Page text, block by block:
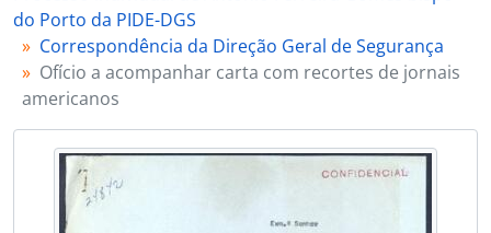
[Documento composto] 139 - Ofício com manifesto enviado ao bispo, 1973-08-20
[Documento composto] 140 - Ofício com fotocópias de cartas de padre moçambicano, 1973-08-28
[Documento composto] 141 - Ofício com fotocópia de carta do movimento rural cristão de Lisboa, 1973-10-29
[Documento composto] 142 - Ofício a acompanhar carta de Torcato Sousa Soares, 1973-11-23
[Série] 07 - Relatórios da Direção Geral de Segurança, 1970-03-14 - 1973-05-03
[Série] 08 - Memorandos da Direção Geral de Segurança, 1972-04-03 - 1972-11-17
[Série] 09 - Escritos e outros materiais alusivos a António Ferreira Gomes colecionados pela Direção Geral de Segurança, s/d - 1973-03-13
do Porto da PIDE-DGS
Correspondência da Direção Geral de Segurança
Ofício a acompanhar carta com recortes de jornais
americanos